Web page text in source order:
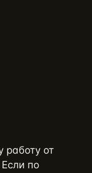
работу от
по